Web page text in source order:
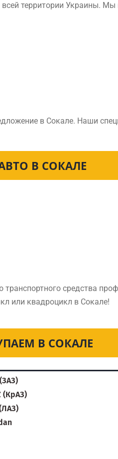
территории Украины.
в Сокале. Наши
В СОКАЛЕ
средства
или квадроцикл в Сокале!
В СОКАЛЕ
(КрАЗ)